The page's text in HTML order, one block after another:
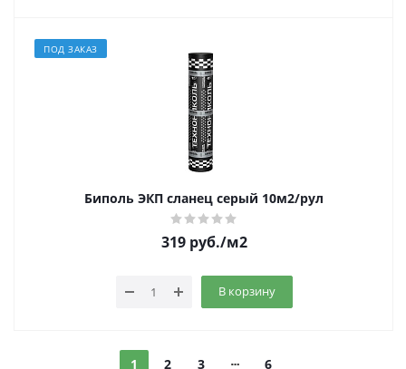
ПОД ЗАКАЗ
Биполь ЭКП сланец серый 10м2/рул
319руб./м2
В корзину
1 2 3 6